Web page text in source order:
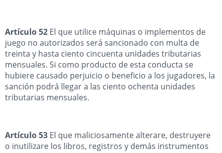
Artículo 52 El que utilice máquinas o implementos de
juego no autorizados será sancionado con multa de
treinta y hasta ciento cincuenta unidades tributarias
mensuales. Si como producto de esta conducta se
hubiere causado perjuicio o beneficio a los jugadores, la
sanción podrá llegar a las ciento ochenta unidades
tributarias mensuales.
Artículo 53 El que maliciosamente alterare, destruyere
o inutilizare los libros, registros y demás instrumentos